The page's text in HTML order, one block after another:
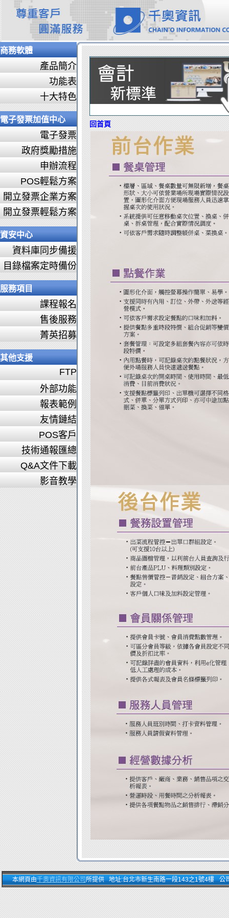
商務軟體
產品簡介
功能表
十大特色
電子發票加值中心
電子發票
政府獎勵措施
申辦流程
POS輕鬆方案
開立發票企業方案
開立發票輕鬆方案
資安中心
資料庫同步備援
目錄檔案定時備份
服務項目
課程報名
售後服務
菁英招募
其他支援
FTP
外部功能
報表範例
友情鏈結
POS客戶
技術通報匯總
Q&A文件下載
影音教學
回首頁
本網頁由千奧資訊有限公司所提供 地址:台北市新生南路一段143之1號4樓